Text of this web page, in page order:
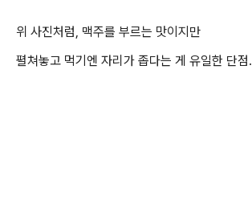
위 사진처럼, 맥주를 부르는 맛이지만
펼쳐놓고 먹기엔 자리가 좁다는 게 유일한 단점.